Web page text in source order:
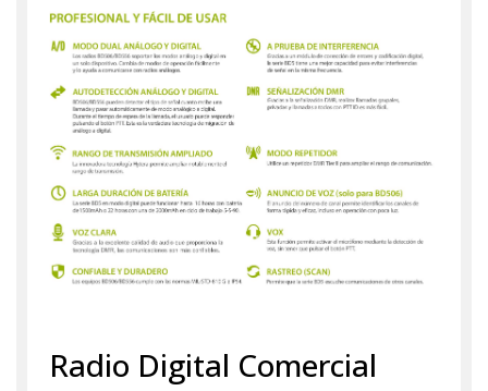
Radio Digital Comercial